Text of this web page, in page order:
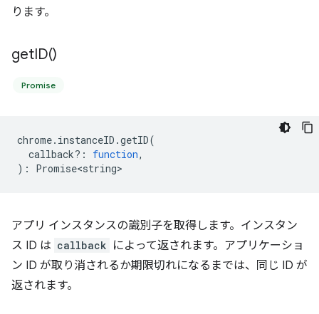
ります。
getID()
Promise
chrome. instanceID .getID(
callback? : function,
) : Promise<string>
アプリ インスタンスの識別子を取得します。インスタン
ス ID は callback によって返されます。アプリケーショ
ン ID が取り消されるか期限切れになるまでは、同じ ID が
返されます。